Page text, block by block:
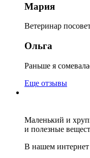
Мария
Ветеринар
Ольга
Раньше я
Еще отзывы
Маленький и
и полезные
В нашем интернет